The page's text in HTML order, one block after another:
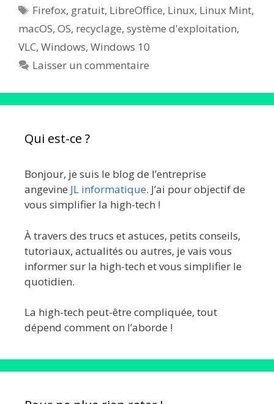
Étiquettes
Firefox, gratuit, LibreOffice, Linux, Linux Mint,
macOS, OS, recyclage, système d'exploitation,
VLC, Windows, Windows 10
Laisser un commentaire
Qui est-ce ?
Bonjour, je suis le blog de l’entreprise
angevine JL informatique. J’ai pour objectif de
vous simplifier la high-tech !
À travers des trucs et astuces, petits conseils,
tutoriaux, actualités ou autres, je vais vous
informer sur la high-tech et vous simplifier le
quotidien.
La high-tech peut-être compliquée, tout
dépend comment on l’aborde !